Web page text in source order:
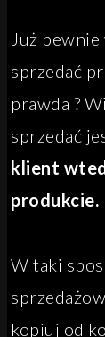
Już
sprzedać
prawda ?
sprzedać
klient
produkcie.
W taki
kopiuj od